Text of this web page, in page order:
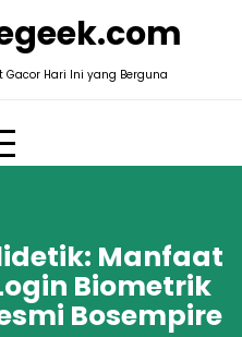
Hari Ini yang Berguna
Manfaat
Biometrik
Bosempire